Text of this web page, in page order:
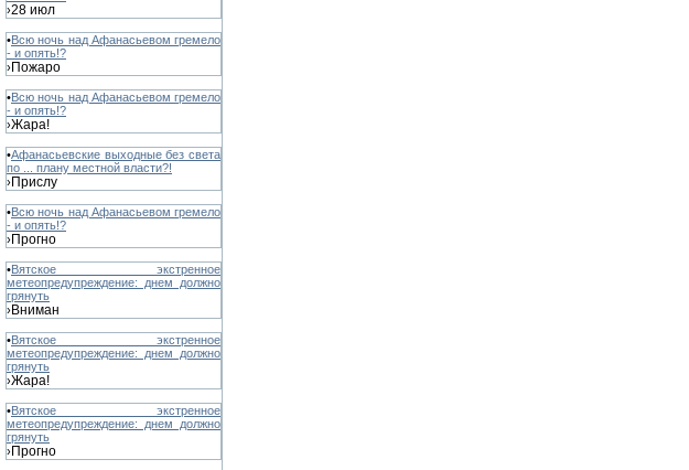
›28 июл
•Всю ночь над Афанасьевом гремело
- и опять!?
›Пожаро
•Всю ночь над Афанасьевом гремело
- и опять!?
›Жара!
•Афанасьевские выходные без света
по ... плану местной власти?!
›Прислу
•Всю ночь над Афанасьевом гремело
- и опять!?
›Прогно
•Вятское экстренное
метеопредупреждение: днем должно
грянуть
›Вниман
•Вятское экстренное
метеопредупреждение: днем должно
грянуть
›Жара!
•Вятское экстренное
метеопредупреждение: днем должно
грянуть
›Прогно